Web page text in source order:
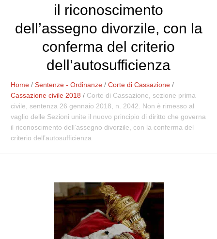
il riconoscimento
dell’assegno divorzile, con la
conferma del criterio
dell’autosufficienza
Home /Sentenze - Ordinanze /Corte di Cassazione /
Cassazione civile 2018 / Corte di Cassazione, sezione prima
civile, sentenza 26 gennaio 2018, n. 2042. Non è rimesso al
vaglio delle Sezioni unite il nuovo principio di diritto che governa
il riconoscimento dell’assegno divorzile, con la conferma del
criterio dell’autosufficienza